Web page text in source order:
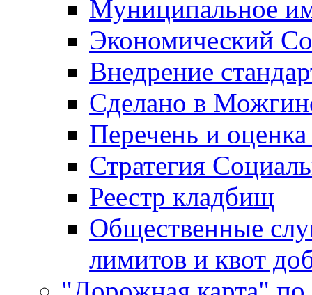
Муниципальное
Экономический
Внедрение
Сделано в
Перечень и
Стратегия
Реестр кладбищ
Общественные
лимитов и квот